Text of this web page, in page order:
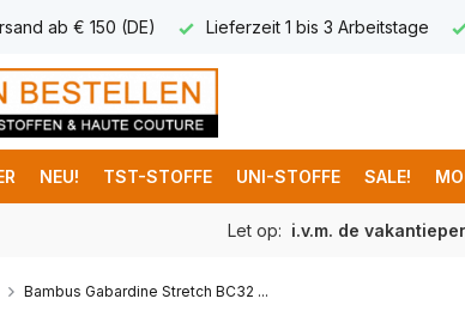
ab € 150 (DE) Lieferzeit 1 bis 3 Arbeitstage
NEU! TST-STOFFE UNI-STOFFE SALE!
Let op: i.v.m. de
Bambus Gabardine Stretch BC32 ...